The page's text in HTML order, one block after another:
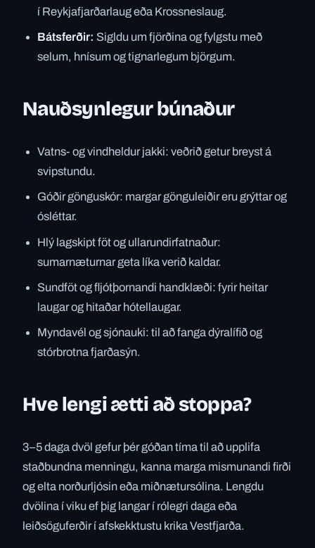
í Reykjafjarðarlaug eða Krossneslaug.
Bátsferðir: Sigldu um fjörðina og fylgstu með
selum, hnísum og tignarlegum björgum.
Nauðsynlegur búnaður
Vatns- og vindheldur jakki: veðrið getur breyst á
svipstundu.
Góðir gönguskór: margar gönguleiðir eru grýttar og
ósléttar.
Hlý lagskipt föt og ullarundirfatnaður:
sumarnæturnar geta líka verið kaldar.
Sundföt og fljótþornandi handklæði: fyrir heitar
laugar og hitaðar hótellaugar.
Myndavél og sjónauki: til að fanga dýralífið og
stórbrotna fjarðasýn.
Hve lengi ætti að stoppa?
3–5 daga dvöl gefur þér góðan tíma til að upplifa
staðbundna menningu, kanna marga mismunandi firði
og elta norðurljósin eða miðnætursólina. Lengdu
dvölina í viku ef þig langar í rólegri daga eða
leiðsöguferðir í afskekktustu krika Vestfjarða.